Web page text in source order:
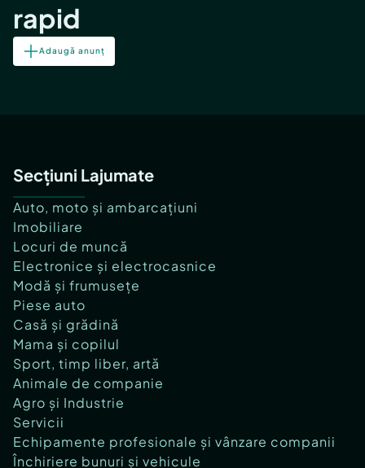
rapid
Adaugă anunț
Secțiuni Lajumate
Auto, moto și ambarcațiuni
Imobiliare
Locuri de muncă
Electronice și electrocasnice
Modă și frumusețe
Piese auto
Casă și grădină
Mama și copilul
Sport, timp liber, artă
Animale de companie
Agro și Industrie
Servicii
Echipamente profesionale și vânzare companii
Închiriere bunuri și vehicule